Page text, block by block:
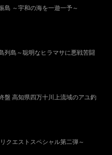
島 ～宇和の海を一遊一予～
列島～聡明なヒラマサに悪戦苦闘
盤 高知県四万十川上流域のアユ釣
クエストスペシャル第二弾～